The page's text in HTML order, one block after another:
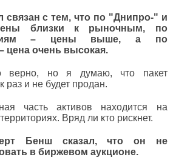
с тем, что по "Днипро-" и
близки к рыночным, по
– цены выше, а по
цена очень высокая.
верно, но я думаю, что пакет
раз и не будет продан.
часть активов находится на
Вряд ли кто рискнет.
Бенш сказал, что он не
в биржевом аукционе.